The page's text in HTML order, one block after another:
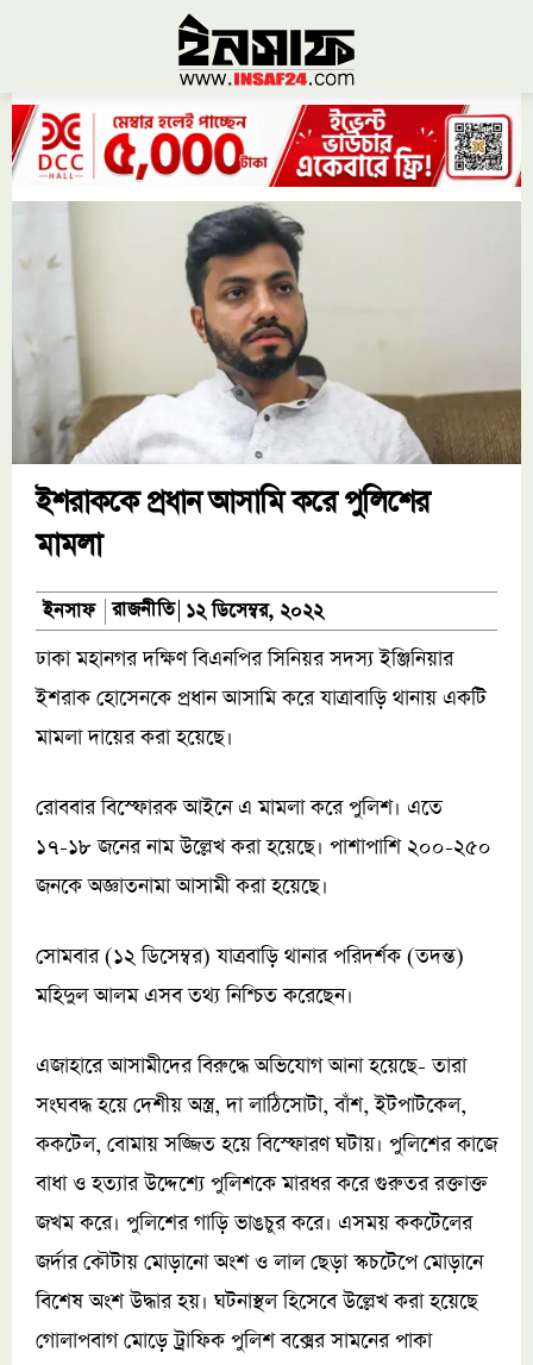
ইশরাককে প্রধান আসামি করে পুলিশের
মামলা
ইনসাফ রাজনীতি ১২ ডিসেম্বর, ২০২২
ঢাকা মহানগর দক্ষিণ বিএনপির সিনিয়র সদস্য ইঞ্জিনিয়ার
ইশরাক হোসেনকে প্রধান আসামি করে যাত্রাবাড়ি থানায় একটি
মামলা দায়ের করা হয়েছে।
রোববার বিস্ফোরক আইনে এ মামলা করে পুলিশ। এতে
১৭-১৮ জনের নাম উল্লেখ করা হয়েছে। পাশাপাশি ২০০-২৫০
জনকে অজ্ঞাতনামা আসামী করা হয়েছে।
সোমবার (১২ ডিসেম্বর) যাত্রবাড়ি থানার পরিদর্শক (তদন্ত)
মহিদুল আলম এসব তথ্য নিশ্চিত করেছেন।
এজাহারে আসামীদের বিরুদ্ধে অভিযোগ আনা হয়েছে- তারা
সংঘবদ্ধ হয়ে দেশীয় অস্ত্র, দা লাঠিসোটা, বাঁশ, ইটপাটকেল,
ককটেল, বোমায় সজ্জিত হয়ে বিস্ফোরণ ঘটায়। পুলিশের কাজে
বাধা ও হত্যার উদ্দেশ্যে পুলিশকে মারধর করে গুরুতর রক্তাক্ত
জখম করে। পুলিশের গাড়ি ভাঙচুর করে। এসময় ককটেলের
জর্দার কৌটায় মোড়ানো অংশ ও লাল ছেড়া স্কচটেপে মোড়ানে
বিশেষ অংশ উদ্ধার হয়। ঘটনাস্থল হিসেবে উল্লেখ করা হয়েছে
গোলাপবাগ মোড়ে ট্রাফিক পুলিশ বক্সের সামনের পাকা